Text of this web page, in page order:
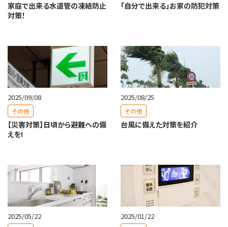
家庭で出来る水道管の凍結防止
対策！
「自分で出来る」お家の防犯対策
2025/09/08
その他
【災害対策】日頃から避難への備
えを!
2025/08/25
その他
台風に備えた対策を紹介
2025/05/22 2025/01/22